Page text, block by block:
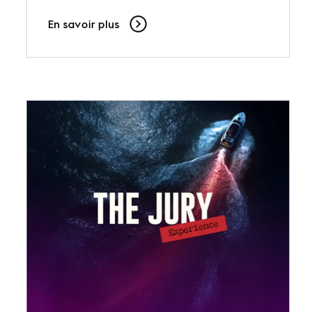
En savoir plus